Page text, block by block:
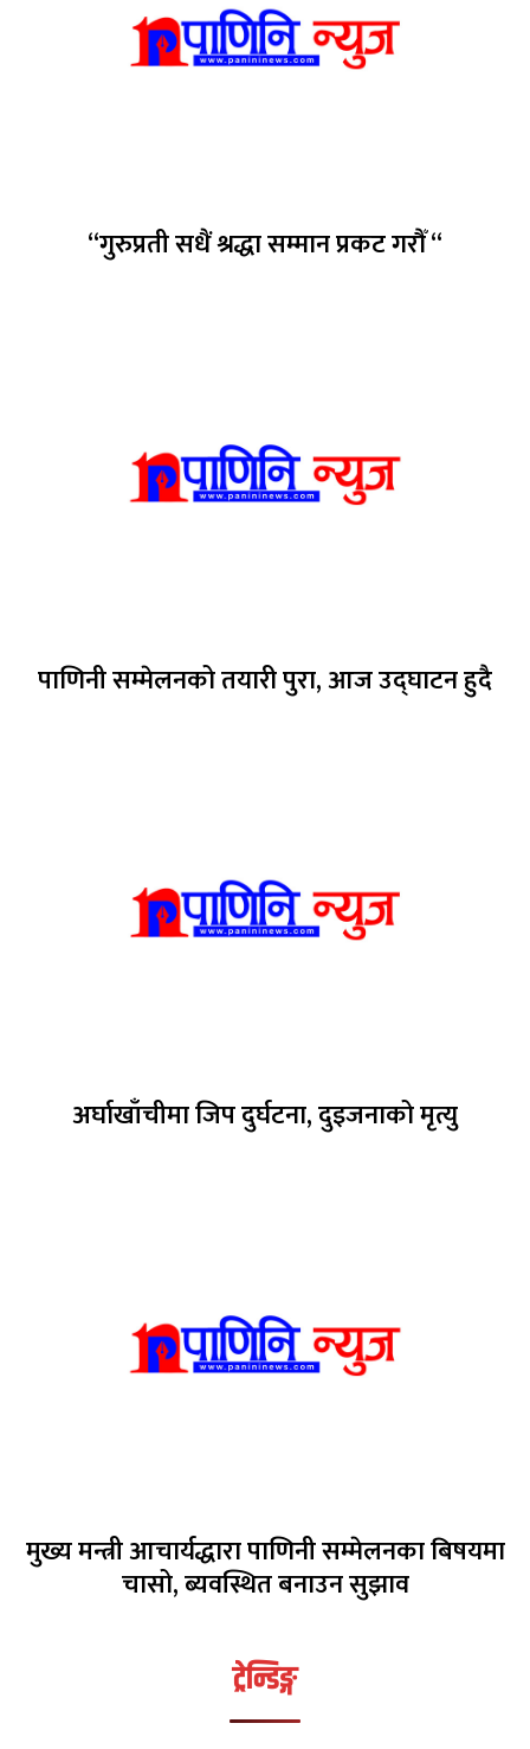
“गुरुप्रती सधैं श्रद्धा सम्मान प्रकट गरौँ “
पाणिनी सम्मेलनको तयारी पुरा, आज उद्घाटन हुदै
अर्घाखाँचीमा जिप दुर्घटना, दुइजनाको मृत्यु
मुख्य मन्त्री आचार्यद्धारा पाणिनी सम्मेलनका बिषयमा
चासो, ब्यवस्थित बनाउन सुझाव
ट्रेन्डिङ्ग